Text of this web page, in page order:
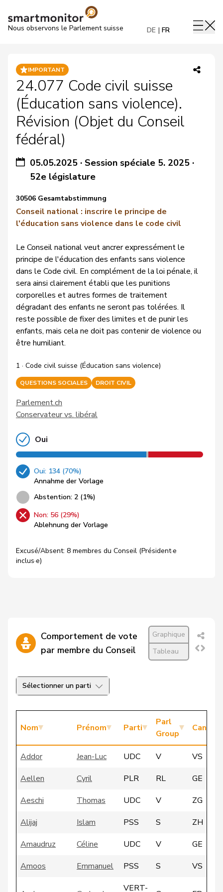
Nous observons le Parlement suisse DE FR
IMPORTANT
24.077 Code civil suisse
(Éducation sans violence).
Révision (Objet du Conseil
fédéral)
05.05.2025· Session spéciale 5. 2025·
52e législature
30506 Gesamtabstimmung
Conseil national : inscrire le principe de
l'éducation sans violence dans le code civil
Le Conseil national veut ancrer expressément le
principe de l'éducation des enfants sans violence
dans le Code civil. En complément de la loi pénale, il
sera ainsi clairement établi que les punitions
corporelles et autres formes de traitement
dégradant des enfants ne seront pas tolérées. Il
reste possible de fixer des limites et de punir les
enfants, mais cela ne doit pas contenir de violence ou
être humiliant.
1 · Code civil suisse (Éducation sans violence)
QUESTIONS SOCIALES DROIT CIVIL
Parlement.ch
Conservateur vs. libéral
Oui
Oui: 134 (70%)
Annahme der Vorlage
Abstention: 2 (1%)
Non: 56 (29%)
Ablehnung der Vorlage
Excusé/Absent: 8 membres du Conseil (Président·e
inclus·e)
Comportement de vote
par membre du Conseil
Graphique
Tableau
Sélectionner un parti
Nom Prénom Parti
Parl
Group
Canton
Addor Jean-Luc UDC V
VS
Aellen
Cyril PLR RL
GE
Aeschi
Thomas UDC V
ZG
Alijaj
Islam PSS S
ZH
Amaudruz
Céline UDC V
GE
Amoos
Emmanuel PSS S VS
VERT-